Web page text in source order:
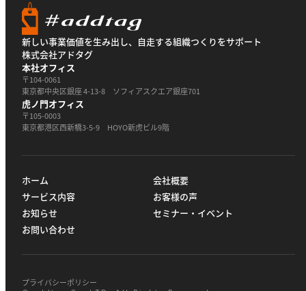
新しい事業価値を生み出し、自走する組織つくりをサポート
株式会社アドタグ
本社オフィス
〒104-0061
東京都中央区銀座 4-13-8 ソフィアスクエア銀座701
虎ノ門オフィス
〒105-0003
東京都港区西新橋3-5-9 HOYO新虎ビル9階
ホーム
会社概要
サービス内容
お客様の声
お知らせ
セミナー・イベント
お問い合わせ
プライバシーポリシー